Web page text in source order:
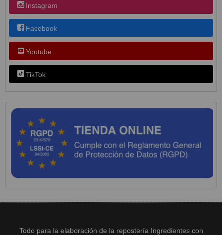
Instagram
Facebook
Youtube
TikTok
Todo para la elaboración de la repostería Ingredientes con